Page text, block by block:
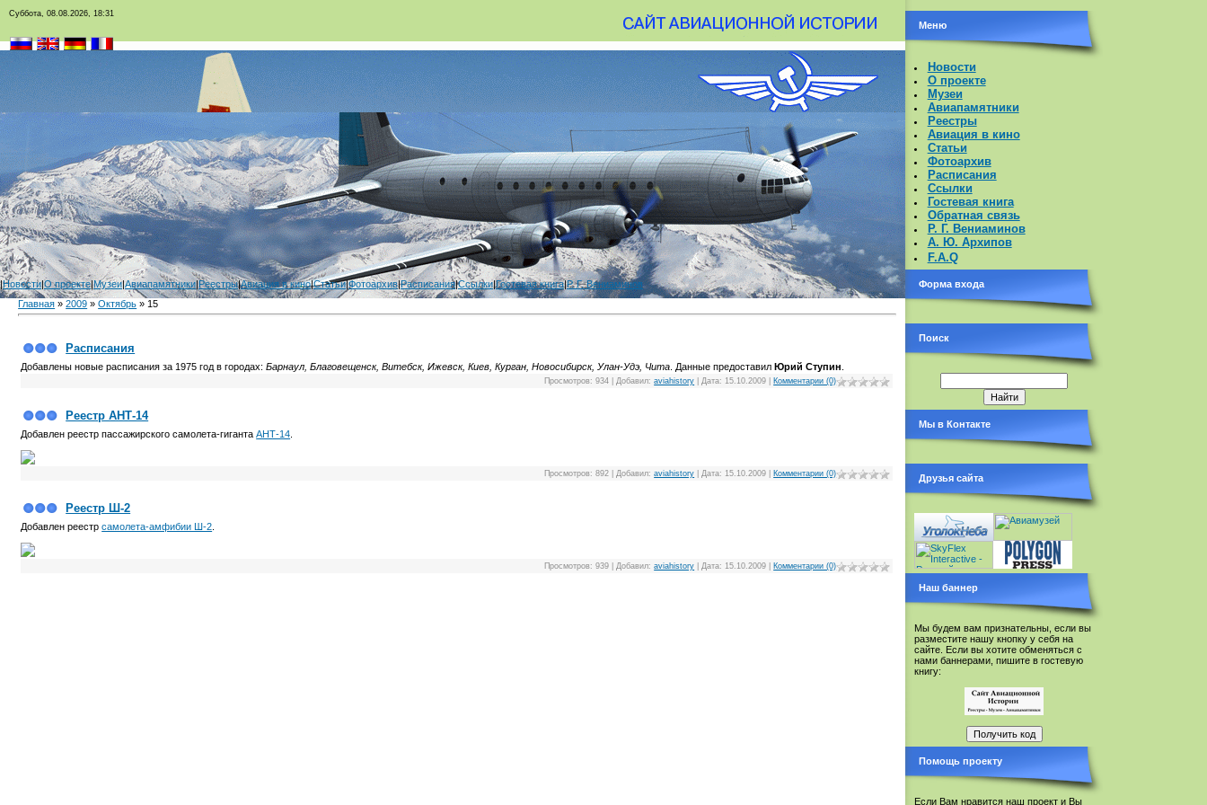
Суббота, 08.08.2026, 18:31
|Новости|О проекте|Музеи|Авиапамятники|Реестры|Авиация в кино|Статьи|Фотоархив|Расписания|Ссылки|Гостевая книга|Р. Г. Вениаминов
Главная »2009 » Октябрь » 15
Расписания
Добавлены новые расписания за 1975 год в городах:Барнаул, Благовещенск, Витебск, Ижевск, Киев, Курган, Новосибирск, Улан-Удэ, Чита . Данные предоставил Юрий Ступин
Просмотров: 934 |Добавил: aviahistory |Дата: 15.10.2009 Комментарии (0)
Реестр АНТ-14
Добавлен реестр пассажирского самолета-гигантаАНТ-14
Просмотров: 892 |Добавил: aviahistory |Дата: 15.10.2009 Комментарии (0)
Реестр Ш-2
Добавлен реестрсамолета-амфибии Ш-2
Просмотров: 939 |Добавил: aviahistory |Дата: 15.10.2009 Комментарии (0)
Меню
Новости
О проекте
Музеи
Авиапамятники
Реестры
Авиация в кино
Статьи
Фотоархив
Расписания
Ссылки
Гостевая книга
Обратная связь
Р. Г. Вениаминов
А. Ю. Архипов
F.A.Q
Форма входа
Поиск
Мы в Контакте
Друзья сайта
Наш баннер
Мы будем вам признательны, если вы
разместите нашу кнопку у себя на
сайте. Если вы хотите обменяться с
нами баннерами, пишите в гостевую
книгу:
Помощь проекту
Если Вам нравится наш проект и Вы